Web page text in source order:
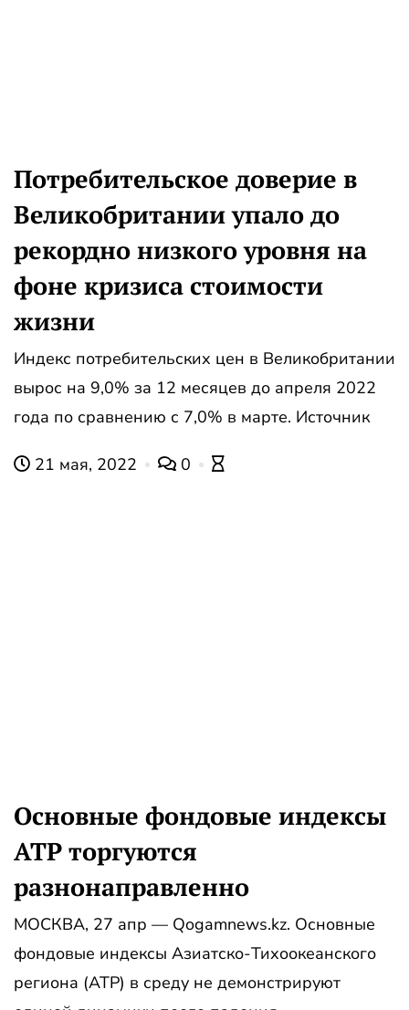
Потребительское доверие в
Великобритании упало до
рекордно низкого уровня на
фоне кризиса стоимости
жизни
Индекс потребительских цен в Великобритании
вырос на 9,0% за 12 месяцев до апреля 2022
года по сравнению с 7,0% в марте. Источник
21 мая, 2022 0
Основные фондовые индексы
АТР торгуются
разнонаправленно
МОСКВА, 27 апр — Qogamnews.kz. Основные
фондовые индексы Азиатско-Тихоокеанского
региона (АТР) в среду не демонстрируют